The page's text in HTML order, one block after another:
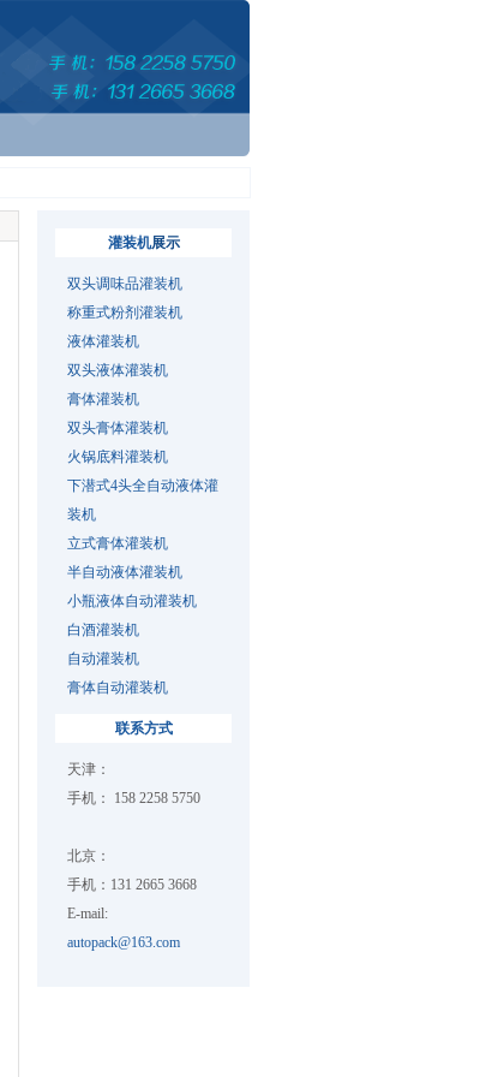
灌装机展示
双头调味品灌装机
称重式粉剂灌装机
液体灌装机
双头液体灌装机
膏体灌装机
双头膏体灌装机
火锅底料灌装机
下潜式4头全自动液体灌
装机
立式膏体灌装机
半自动液体灌装机
小瓶液体自动灌装机
白酒灌装机
自动灌装机
膏体自动灌装机
联系方式
天津：
手机： 158 2258 5750
北京：
手机：131 2665 3668
E-mail:
autopack@163.com